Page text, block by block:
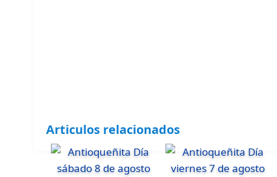
Articulos relacionados